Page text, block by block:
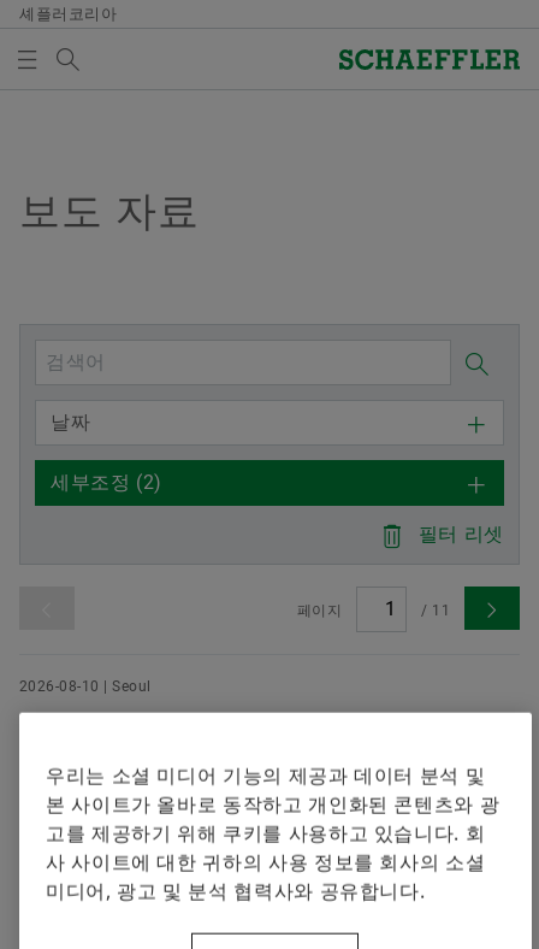
셰플러코리아
회사
구매 및 공급업체 관리
판매
그룹
제품과 솔루션
Vehicle Lifetime Solutions
Bearings & Industrial Solutions
디지털 제품
인재 채용
기입항목
종사자
훈련 기관
미디어
미디어 라이브러리
소셜 뉴스
날짜와 이벤트
미디어 장바구니에 품목이 없습니다. 새 엘리먼트 버튼
참고
여러 매체를 장바구니에 모아 한 번에 주문하
실 수 있습니다. 각 매체의 최대 주문 수량은
20개입니다. 무료 구입한 재료를 판매하는 것
은 허용되지 않습니다.
지금 주문하기
보도 자료
날짜
세부조정 (2)
필터 리셋
페이지 / 11
2026-08-10 | Seoul
셰플러 그룹, 2026년 상반기 수익성 개선 및
E-모빌리티 사업 부문 수익성 개선 • 베어링 및 인더스트
리얼 솔루션 사업 부문 수익 구조 크게 개선 • 파워트레인
및 섀시, 자동차 라이프타임 솔루션 사업 부문은 견고한
이익 달성
우리는 소셜 미디어 기능의 제공과 데이터 분석 및
본 사이트가 올바로 동작하고 개인화된 콘텐츠와 광
고를 제공하기 위해 쿠키를 사용하고 있습니다. 회
사 사이트에 대한 귀하의 사용 정보를 회사의 소셜
미디어, 광고 및 분석 협력사와 공유합니다.